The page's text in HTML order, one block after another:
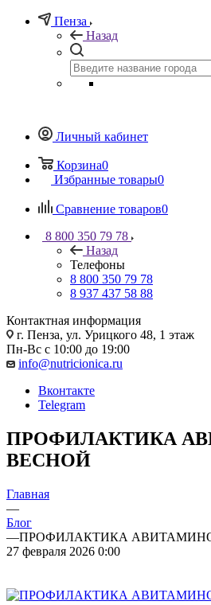
Пенза
Назад
Личный кабинет
Корзина0
Избранные товары0
Сравнение товаров0
8 800 350 79 78
Назад
Телефоны
8 800 350 79 78
8 937 437 58 88
Контактная информация
г. Пенза, ул. Урицкого 48, 1 этаж
Пн-Вс с 10:00 до 19:00
info@nutricionica.ru
Вконтакте
Telegram
ПРОФИЛАКТИКА
ВЕСНОЙ
Главная
—
Блог
—ПРОФИЛАКТИКА
27 февраля 2026 0:00